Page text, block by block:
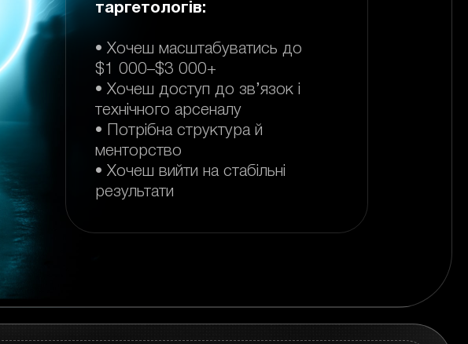
таргетологів:
• Хочеш масштабуватись до
$1 000–$3 000+
• Хочеш доступ до зв’язок і
технічного арсеналу
• Потрібна структура й
менторство
• Хочеш вийти на стабільні
результати